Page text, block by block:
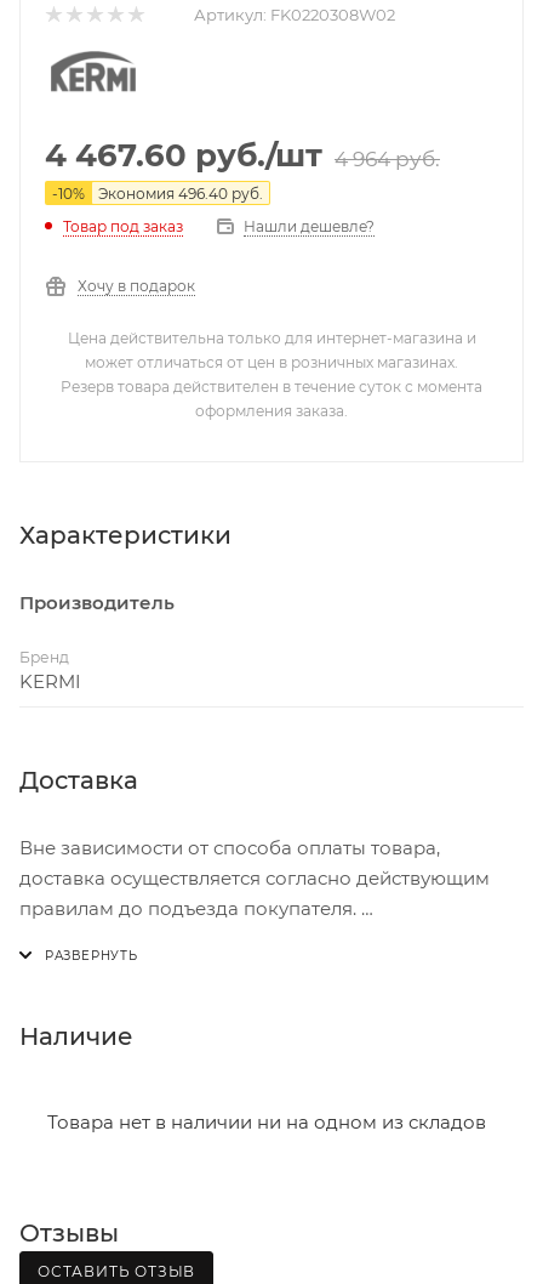
Артикул: FK0220308W02
4 467.60 руб./шт 4 964руб.
-10% Экономия 496.40 руб.
Товар под заказ
Нашли дешевле?
Хочу в подарок
Цена действительна только для интернет-магазина и
может отличаться от цен в розничных магазинах.
Резерв товара действителен в течение суток с момента
оформления заказа.
Характеристики
Производитель
Бренд
KERMI
Доставка
Вне зависимости от способа оплаты товара,
доставка осуществляется согласно действующим
правилам до подъезда покупателя.
В субботу с 8:00 до 15:00
- зоны доставки;
Границы доставки в черте города на выезд
(перекрестки улиц):
Наличие
Товара нет в наличии ни на одном из складов
Отзывы
ОСТАВИТЬ ОТЗЫВ